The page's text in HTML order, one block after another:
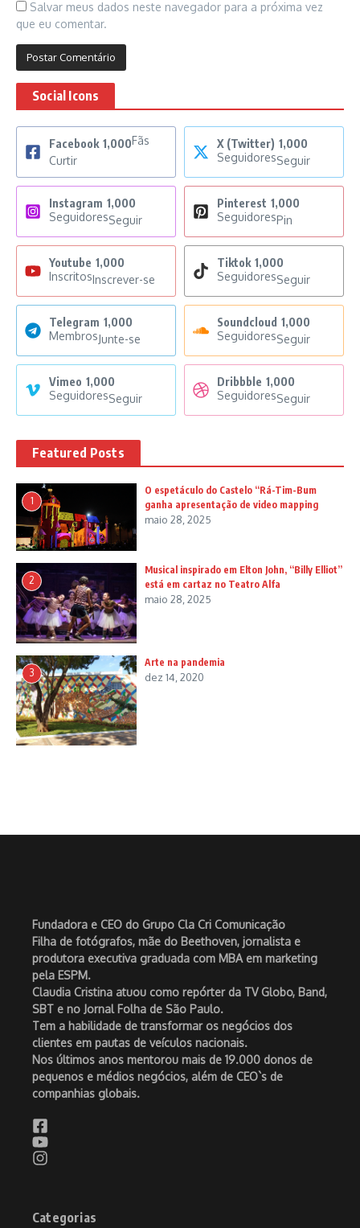
Salvar meus dados neste navegador para a próxima vez
que eu comentar.
Social Icons
Facebook 1,000Fãs
Curtir
X (Twitter) 1,000
SeguidoresSeguir
Instagram 1,000
SeguidoresSeguir
Pinterest 1,000
SeguidoresPin
Youtube 1,000
InscritosInscrever-se
Tiktok 1,000
SeguidoresSeguir
Telegram 1,000
MembrosJunte-se
Soundcloud 1,000
SeguidoresSeguir
Vimeo 1,000
SeguidoresSeguir
Dribbble 1,000
SeguidoresSeguir
Featured Posts
1
O espetáculo do Castelo “Rá-Tim-Bum
ganha apresentação de video mapping
maio 28, 2025
2
Musical inspirado em Elton John, “Billy Elliot”
está em cartaz no Teatro Alfa
maio 28, 2025
3
Arte na pandemia
dez 14, 2020
Fundadora e CEO do Grupo Cla Cri Comunicação
Filha de fotógrafos, mãe do Beethoven, jornalista e
produtora executiva graduada com MBA em marketing
pela ESPM.
Claudia Cristina atuou como repórter da TV Globo, Band,
SBT e no Jornal Folha de São Paulo.
Tem a habilidade de transformar os negócios dos
clientes em pautas de veículos nacionais.
Nos últimos anos mentorou mais de 19.000 donos de
pequenos e médios negócios, além de CEO`s de
companhias globais.
Categorias